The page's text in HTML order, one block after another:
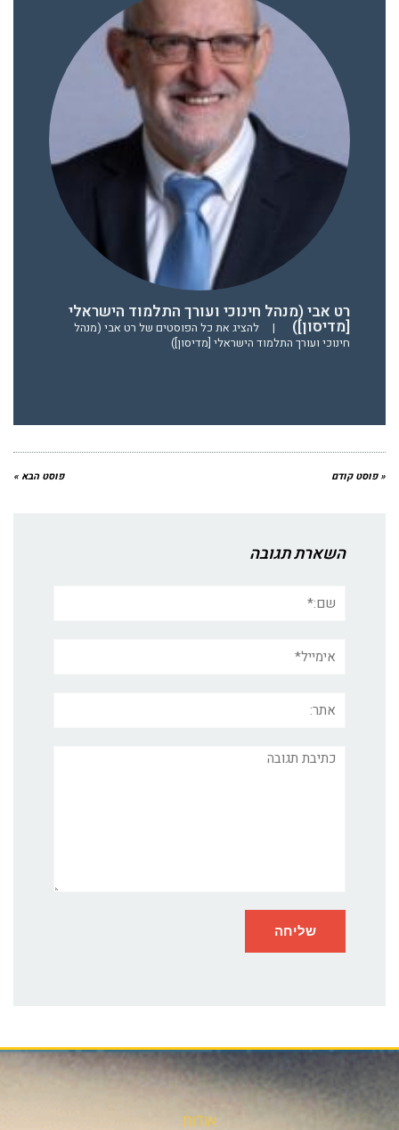
רט אבי (מנהל חינוכי ועורך התלמוד הישראלי
[מדיסון]) |
להציג את כל הפוסטים של רט אבי (מנהל
חינוכי ועורך התלמוד הישראלי [מדיסון])
« פוסט קודם פוסט הבא »
השארת תגובה
תגובה
אודות